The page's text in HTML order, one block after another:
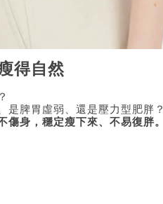
得自然
脾胃虛弱、還是壓力型肥胖？
傷身，穩定瘦下來、不易復胖。